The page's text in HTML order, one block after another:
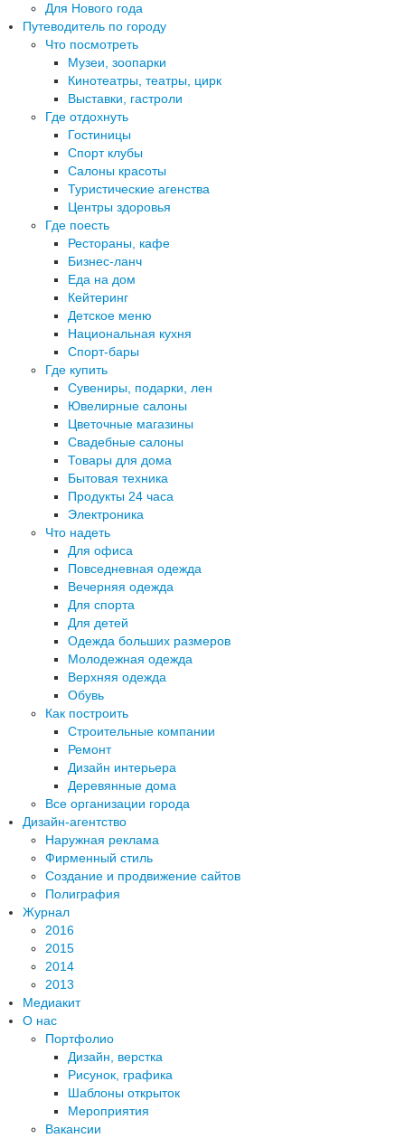
Для Нового года
Путеводитель по городу
Что посмотреть
Музеи, зоопарки
Кинотеатры, театры, цирк
Выставки, гастроли
Где отдохнуть
Гостиницы
Спорт клубы
Салоны красоты
Туристические агенства
Центры здоровья
Где поесть
Рестораны, кафе
Бизнес-ланч
Еда на дом
Кейтеринг
Детское меню
Национальная кухня
Спорт-бары
Где купить
Сувениры, подарки, лен
Ювелирные салоны
Цветочные магазины
Свадебные салоны
Товары для дома
Бытовая техника
Продукты 24 часа
Электроника
Что надеть
Для офиса
Повседневная одежда
Вечерняя одежда
Для спорта
Для детей
Одежда больших размеров
Молодежная одежда
Верхняя одежда
Обувь
Как построить
Строительные компании
Ремонт
Дизайн интерьера
Деревянные дома
Все организации города
Дизайн-агентство
Наружная реклама
Фирменный стиль
Создание и продвижение сайтов
Полиграфия
Журнал
2016
2015
2014
2013
Медиакит
О нас
Портфолио
Дизайн, верстка
Рисунок, графика
Шаблоны открыток
Мероприятия
Вакансии